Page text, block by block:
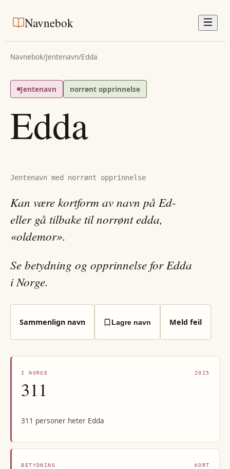
Navnebok
Navnebok/Jentenavn/Edda
Jentenavn norrønt opprinnelse
Edda
Jentenavn med norrønt opprinnelse
Kan være kortform av navn på Ed-
eller gå tilbake til norrønt edda,
«oldemor».
Se betydning og opprinnelse for Edda
i Norge.
Sammenlign navn Lagre navn Meld feil
I NORGE 2025
311
311 personer heter Edda
BETYDNING KORT